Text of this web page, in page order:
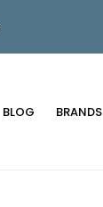
BLOG BRANDS